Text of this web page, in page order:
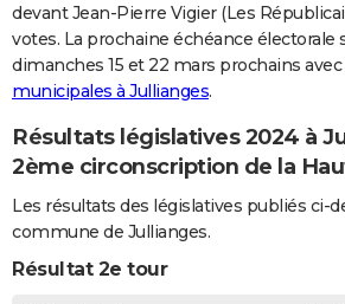
COPAINS D'AVANT
S'inscrire
Se connecter
Lycées
Collèges
Primaires
Universités
Entreprises
Service militaire
Avis de recherche
AVIS DE DÉCÈS
devant Jean-Pierre Vigier (Les
votes. La prochaine échéance électorale
dimanches 15 et 22 mars prochains avec
municipales à Jullianges.
Résultats législatives 2024 à
2ème circonscription de la
Les résultats des législatives publiés ci-
commune de Jullianges.
Résultat 2e tour